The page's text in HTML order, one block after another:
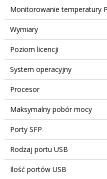
Monitorowanie temperatury
Wymiary
Poziom licencji
System operacyjny
Procesor
Maksymalny pobór mocy
Porty SFP
Rodzaj portu USB
Ilość portów USB